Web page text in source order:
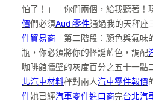
怕了！」「你們兩個，給我聽著！
價們必須Audi零件通過我的天秤座
件貿易商 「第二階段：顏色與氣味
瓶，你必須將你的怪誕藍色，調配
咖啡館牆壁的灰度百分之五十一點
北汽車材料秤對兩人汽車零件報價
件她已經汽車零件進口商完台北汽